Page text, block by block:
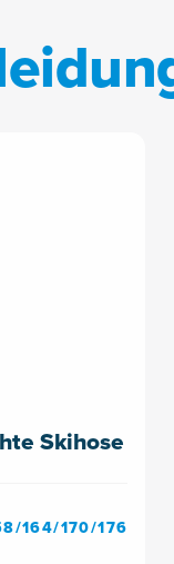
Skihose
164/170/176